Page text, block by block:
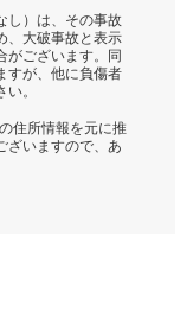
し）は、その事故
、大破事故と表示
がございます。同
すが、他に負傷者
。
住所情報を元に推
ざいますので、あ